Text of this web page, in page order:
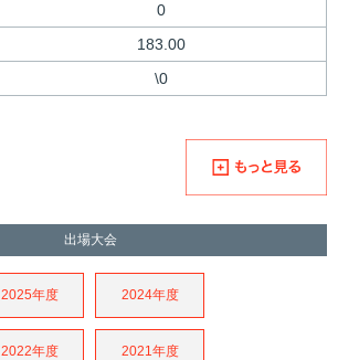
0
183.00
\0
出場大会
2025年度 2024年度
2022年度 2021年度